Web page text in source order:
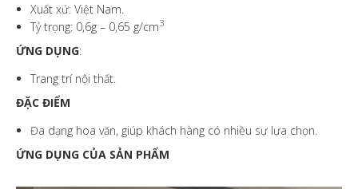
Xuất xứ: Việt Nam.
Tỷ trọng: 0,6g – 0,65 g/cm3
ỨNG DỤNG:
Trang trí nội thất.
ĐẶC ĐIỂM
Đa dạng hoa văn, giúp khách hàng có nhiều sự lựa chọn.
ỨNG DỤNG CỦA SẢN PHẨM